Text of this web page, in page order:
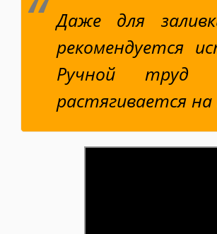
Даже для
рекомендуется
Ручной
растягивается на